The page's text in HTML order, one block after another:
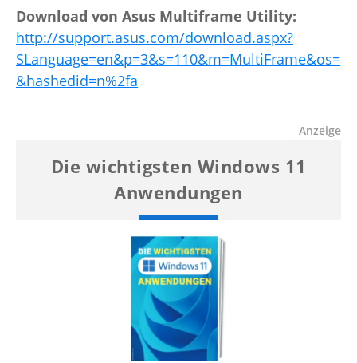
Download von Asus Multiframe Utility:
http://support.asus.com/download.aspx?
SLanguage=en&p=3&s=110&m=MultiFrame&os=
&hashedid=n%2fa